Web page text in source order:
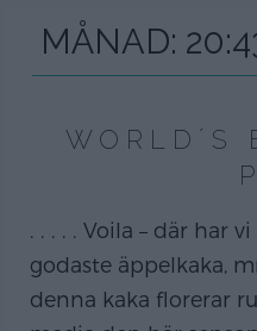
MÅNAD:
WORLD´S
. . . . . Voila – där har
godaste äppelkaka,
denna kaka florerar